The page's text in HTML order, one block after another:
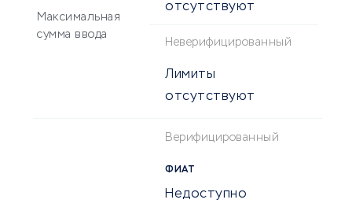
Максимальная
сумма ввода
отсутствуют
Неверифицированный
Лимиты
отсутствуют
Верифицированный
ФИАТ
Недоступно